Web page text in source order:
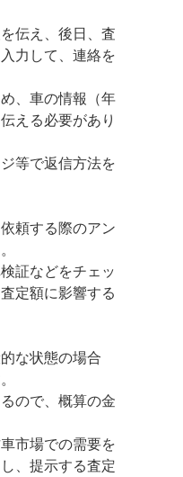
伝え、後日、査
力して、連絡を
、車の情報（年
える必要があり
等で返信方法を
頼する際のアン
証などをチェッ
定額に影響する
な状態の場合
ので、概算の金
市場での需要を
、提示する査定